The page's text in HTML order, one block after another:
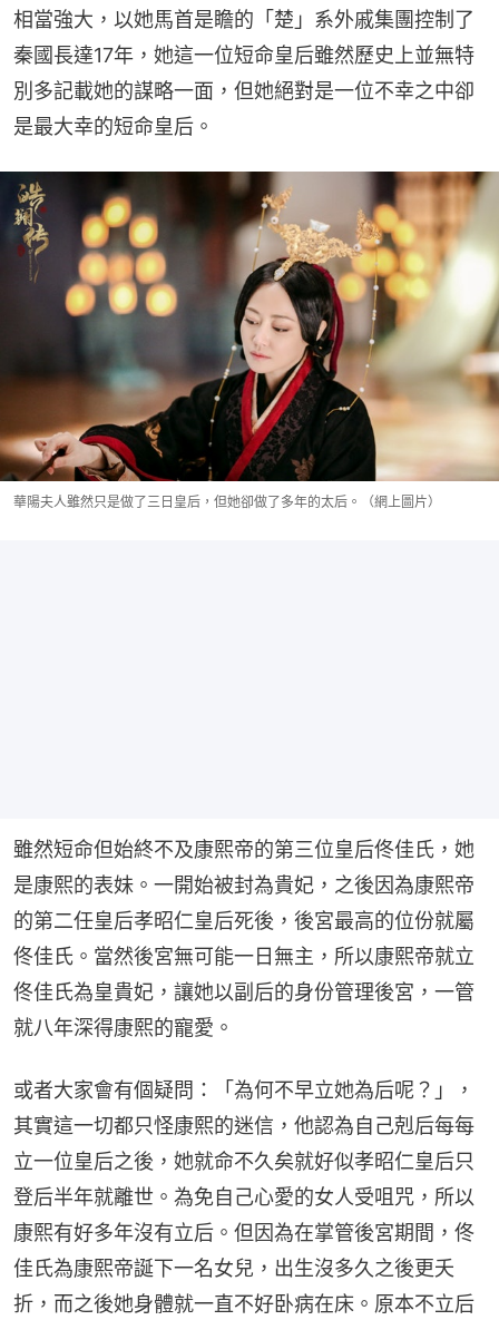
相當強大，以她馬首是瞻的「楚」系外戚集團控制了
秦國長達17年，她這一位短命皇后雖然歷史上並無特
別多記載她的謀略一面，但她絕對是一位不幸之中卻
是最大幸的短命皇后。
華陽夫人雖然只是做了三日皇后，但她卻做了多年的太后。（網上圖片）
雖然短命但始終不及康熙帝的第三位皇后佟佳氏，她
是康熙的表妹。一開始被封為貴妃，之後因為康熙帝
的第二任皇后孝昭仁皇后死後，後宮最高的位份就屬
佟佳氏。當然後宮無可能一日無主，所以康熙帝就立
佟佳氏為皇貴妃，讓她以副后的身份管理後宮，一管
就八年深得康熙的寵愛。
或者大家會有個疑問：「為何不早立她為后呢？」，
其實這一切都只怪康熙的迷信，他認為自己剋后每每
立一位皇后之後，她就命不久矣就好似孝昭仁皇后只
登后半年就離世。為免自己心愛的女人受咀咒，所以
康熙有好多年沒有立后。但因為在掌管後宮期間，佟
佳氏為康熙帝誕下一名女兒，出生沒多久之後更夭
折，而之後她身體就一直不好卧病在床。原本不立后